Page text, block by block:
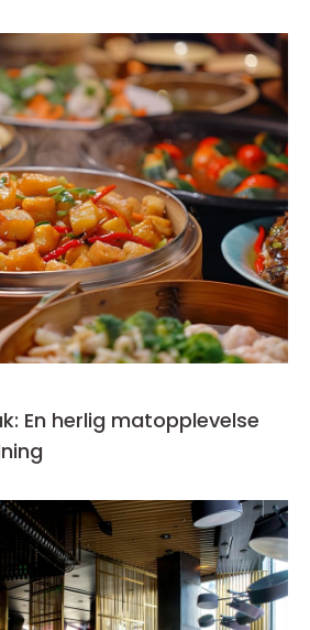
En herlig matopplevelse